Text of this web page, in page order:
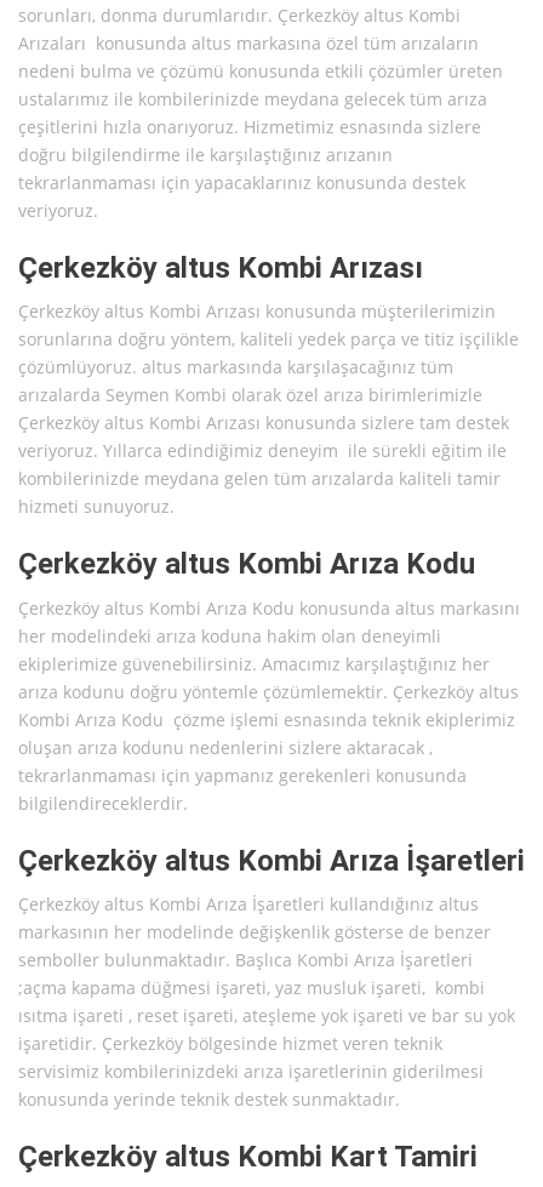
sorunları, donma durumlarıdır. Çerkezköy altus Kombi
Arızaları konusunda altus markasına özel tüm arızaların
nedeni bulma ve çözümü konusunda etkili çözümler üreten
ustalarımız ile kombilerinizde meydana gelecek tüm arıza
çeşitlerini hızla onarıyoruz. Hizmetimiz esnasında sizlere
doğru bilgilendirme ile karşılaştığınız arızanın
tekrarlanmaması için yapacaklarınız konusunda destek
veriyoruz.
Çerkezköy altus Kombi Arızası
Çerkezköy altus Kombi Arızası konusunda müşterilerimizin
sorunlarına doğru yöntem, kaliteli yedek parça ve titiz işçilikle
çözümlüyoruz. altus markasında karşılaşacağınız tüm
arızalarda Seymen Kombi olarak özel arıza birimlerimizle
Çerkezköy altus Kombi Arızası konusunda sizlere tam destek
veriyoruz. Yıllarca edindiğimiz deneyim ile sürekli eğitim ile
kombilerinizde meydana gelen tüm arızalarda kaliteli tamir
hizmeti sunuyoruz.
Çerkezköy altus Kombi Arıza Kodu
Çerkezköy altus Kombi Arıza Kodu konusunda altus markasını
her modelindeki arıza koduna hakim olan deneyimli
ekiplerimize güvenebilirsiniz. Amacımız karşılaştığınız her
arıza kodunu doğru yöntemle çözümlemektir. Çerkezköy altus
Kombi Arıza Kodu çözme işlemi esnasında teknik ekiplerimiz
oluşan arıza kodunu nedenlerini sizlere aktaracak ,
tekrarlanmaması için yapmanız gerekenleri konusunda
bilgilendireceklerdir.
Çerkezköy altus Kombi Arıza İşaretleri
Çerkezköy altus Kombi Arıza İşaretleri kullandığınız altus
markasının her modelinde değişkenlik gösterse de benzer
semboller bulunmaktadır. Başlıca Kombi Arıza İşaretleri
;açma kapama düğmesi işareti, yaz musluk işareti, kombi
ısıtma işareti , reset işareti, ateşleme yok işareti ve bar su yok
işaretidir. Çerkezköy bölgesinde hizmet veren teknik
servisimiz kombilerinizdeki arıza işaretlerinin giderilmesi
konusunda yerinde teknik destek sunmaktadır.
Çerkezköy altus Kombi Kart Tamiri